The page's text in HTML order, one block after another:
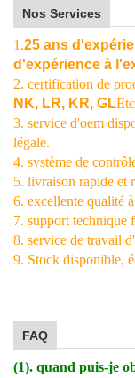
Nos Services
1.25 ans
d'expérience à
2. certification de
NK, LR, KR, GLEtc
3. service d'oem
légale.
4. système de
5. livraison rapide et
6. excellente qualité
7. support technique
8. service de travail
9. Stock disponible,
FAQ
(1). quand puis-je